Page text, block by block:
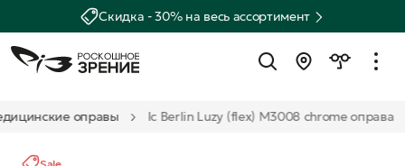
Скидка - 30% на весь ассортимент
оправы Ic Berlin Luzy (flex) M3008 chrome оправа
Sale